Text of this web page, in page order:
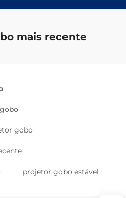
mais recente
gobo
projetor gobo estável